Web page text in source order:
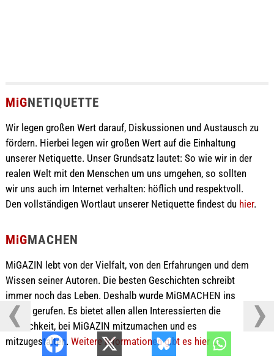
MiGNETIQUETTE
Wir legen großen Wert darauf, Diskussionen und Austausch zu
fördern. Hierbei legen wir großen Wert auf die Einhaltung
unserer Netiquette. Unser Grundsatz lautet: So wie wir in der
realen Welt mit den Menschen um uns umgehen, so sollten
wir uns auch im Internet verhalten: höflich und respektvoll.
Den vollständigen Wortlaut unserer Netiquette findest du hier.
MiGMACHEN
MiGAZIN lebt von der Vielfalt, von den Erfahrungen und dem
Wissen seiner Autoren. Die besten Geschichten schreibt
immer noch das Leben. Deshalb wurde MiGMACHEN ins
Leben gerufen. Es bietet allen allen Interessierten die
Möglichkeit, bei MiGAZIN mitzumachen und es
mitzugestalten. Weitere Informationen gibt es hier ...